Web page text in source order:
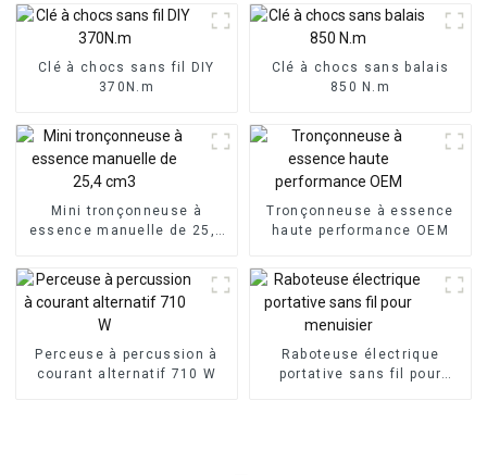
Clé à chocs sans fil DIY
370N.m
Clé à chocs sans balais
850 N.m
Mini tronçonneuse à
essence manuelle de 25,4
Tronçonneuse à essence
haute performance OEM
Perceuse à percussion à
courant alternatif 710 W
Raboteuse électrique
portative sans fil pour